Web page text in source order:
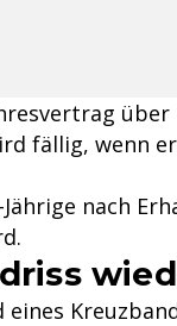
fällig, wenn
nach